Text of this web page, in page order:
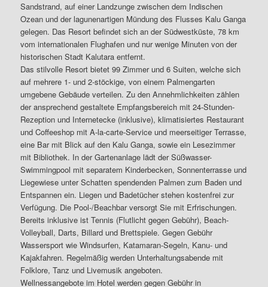
Sandstrand, auf einer Landzunge zwischen dem Indischen
Ozean und der lagunenartigen Mündung des Flusses Kalu Ganga
gelegen. Das Resort befindet sich an der Südwestküste, 78 km
vom internationalen Flughafen und nur wenige Minuten von der
historischen Stadt Kalutara entfernt.
Das stilvolle Resort bietet 99 Zimmer und 6 Suiten, welche sich
auf mehrere 1- und 2-stöckige, von einem Palmengarten
umgebene Gebäude verteilen. Zu den Annehmlichkeiten zählen
der ansprechend gestaltete Empfangsbereich mit 24-Stunden-
Rezeption und Internetecke (inklusive), klimatisiertes Restaurant
und Coffeeshop mit A-la-carte-Service und meerseitiger Terrasse,
eine Bar mit Blick auf den Kalu Ganga, sowie ein Lesezimmer
mit Bibliothek. In der Gartenanlage lädt der Süßwasser-
Swimmingpool mit separatem Kinderbecken, Sonnenterrasse und
Liegewiese unter Schatten spendenden Palmen zum Baden und
Entspannen ein. Liegen und Badetücher stehen kostenfrei zur
Verfügung. Die Pool-/Beachbar versorgt Sie mit Erfrischungen.
Bereits inklusive ist Tennis (Flutlicht gegen Gebühr), Beach-
Volleyball, Darts, Billard und Brettspiele. Gegen Gebühr
Wassersport wie Windsurfen, Katamaran-Segeln, Kanu- und
Kajakfahren. Regelmäßig werden Unterhaltungsabende mit
Folklore, Tanz und Livemusik angeboten.
Wellnessangebote im Hotel werden gegen Gebühr in